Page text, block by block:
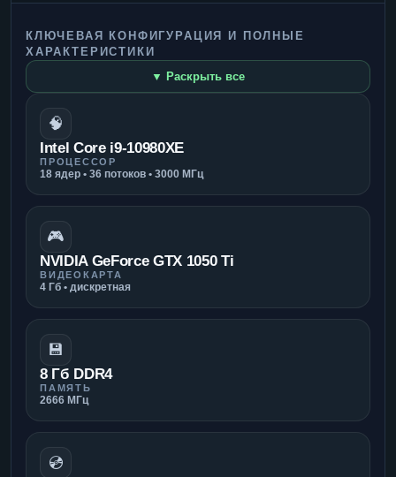
КЛЮЧЕВАЯ КОНФИГУРАЦИЯ И ПОЛНЫЕ
ХАРАКТЕРИСТИКИ
▼ Раскрыть все
🧠
Intel Core i9-10980XE
ПРОЦЕССОР
18 ядер • 36 потоков • 3000 МГц
🎮
NVIDIA GeForce GTX 1050 Ti
ВИДЕОКАРТА
4 Гб • дискретная
💾
8 Гб DDR4
ПАМЯТЬ
2666 МГц
💿